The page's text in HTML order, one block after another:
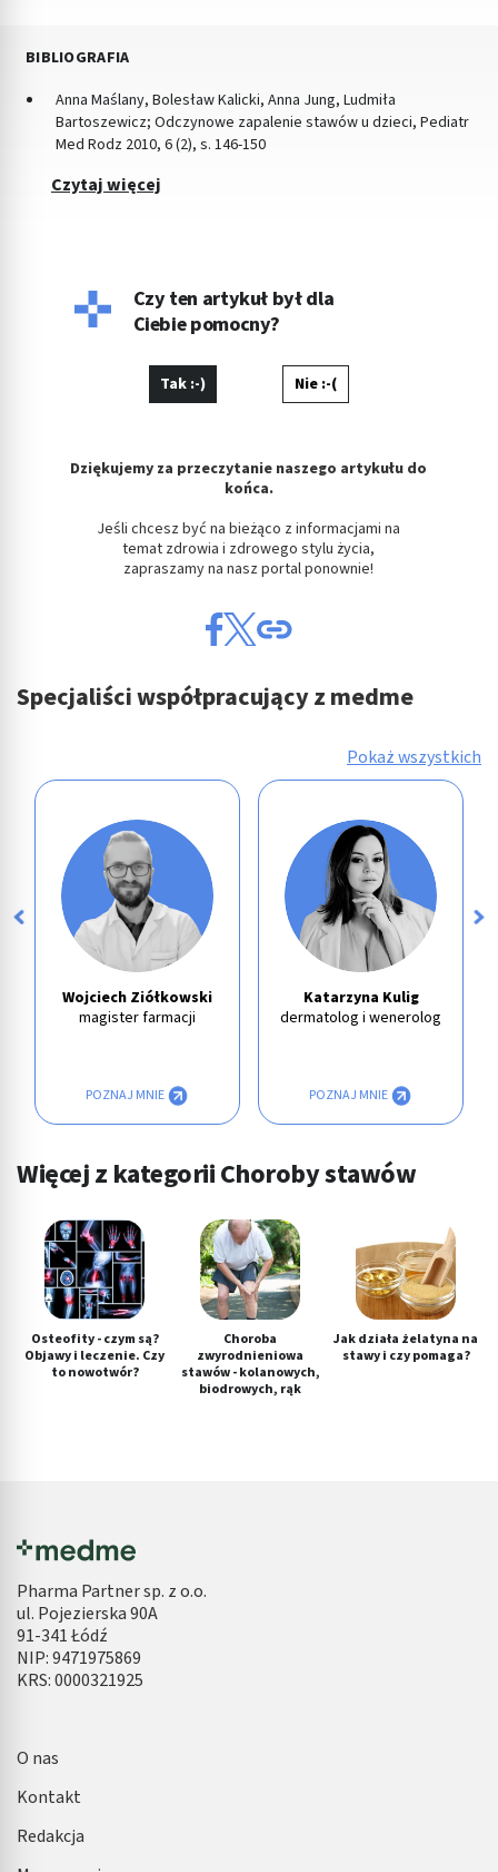
BIBLIOGRAFIA
Anna Maślany, Bolesław Kalicki, Anna Jung, Ludmiła
Bartoszewicz; Odczynowe zapalenie stawów u dzieci, Pediatr
Med Rodz 2010, 6 (2), s. 146-150
Czytaj więcej
Czy ten artykuł był dla
Ciebie pomocny?
Tak :-) Nie :-(
Dziękujemy za przeczytanie naszego artykułu do
końca.
Jeśli chcesz być na bieżąco z informacjami na
temat zdrowia i zdrowego stylu życia,
zapraszamy na nasz portal ponownie!
Specjaliści współpracujący z medme
Pokaż wszystkich
Wojciech Ziółkowski
magister farmacji
POZNAJ MNIE
Katarzyna Kulig
dermatolog i wenerolog
POZNAJ MNIE
Więcej z kategorii Choroby stawów
Osteofity - czym są?
Objawy i leczenie. Czy
to nowotwór?
Choroba
zwyrodnieniowa
stawów - kolanowych,
biodrowych, rąk
Jak działa żelatyna na
stawy i czy pomaga?
Pharma Partner sp. z o.o.
ul. Pojezierska 90A
91-341 Łódź
NIP: 9471975869
KRS: 0000321925
O nas
Kontakt
Redakcja